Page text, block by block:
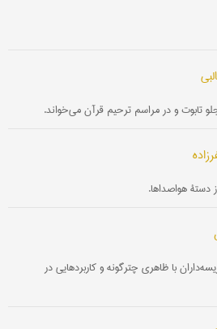
تابوت و در مراسم ترحیم قرآن می‌خواند.
دستۀ هواصداها.
با ظاهری چترگونه و کاربردهایی در